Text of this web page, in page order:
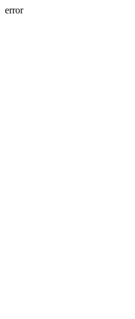
error